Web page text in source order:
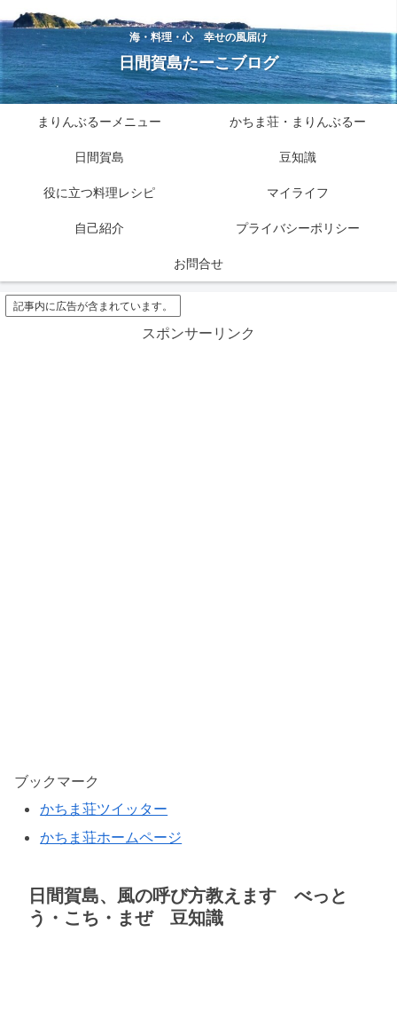
海・料理・心 幸せの風届け
日間賀島たーこブログ
まりんぶるーメニュー かちま荘・まりんぶるー
日間賀島 豆知識
役に立つ料理レシピ マイライフ
自己紹介 プライバシーポリシー
お問合せ
記事内に広告が含まれています。
スポンサーリンク
ブックマーク
かちま荘ツイッター
かちま荘ホームページ
日間賀島、風の呼び方教えます べっと
う・こち・まぜ 豆知識